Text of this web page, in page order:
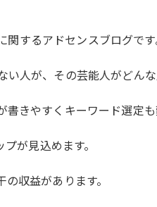
するアドセンスブログです
人が、その芸能人がどん
きやすくキーワード選定も
が見込めます。
収益があります。